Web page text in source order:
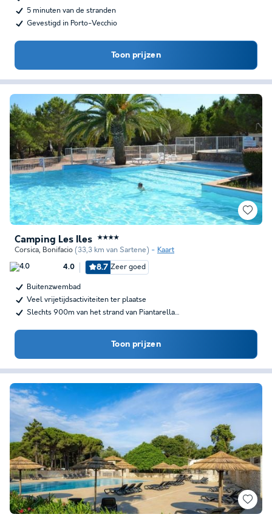
5 minuten van de stranden
Gevestigd in Porto-Vecchio
Toon prijzen
Camping Les Iles ★★★★
Corsica, Bonifacio (33,3 km van Sartene) Kaart
4.0 8.7 Zeer goed
Buitenzwembad
Veel vrijetijdsactiviteiten ter plaatse
Slechts 900m van het strand van Piantarella…
Toon prijzen